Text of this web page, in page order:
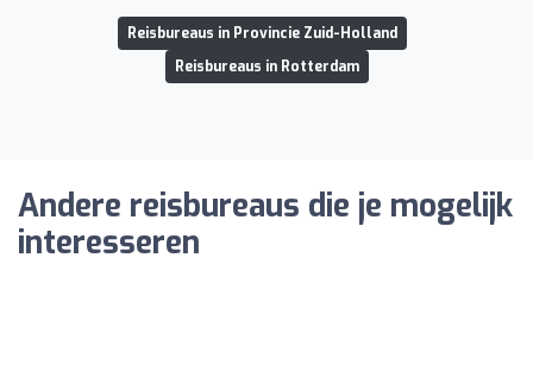
Reisbureaus in Provincie Zuid-Holland
Reisbureaus in Rotterdam
Andere reisbureaus die je mogelijk
interesseren